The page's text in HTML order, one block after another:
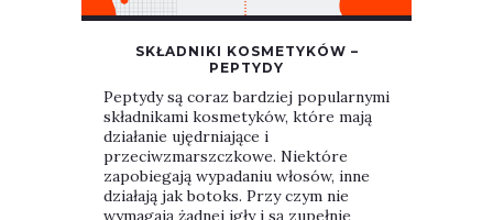
SKŁADNIKI KOSMETYKÓW –
PEPTYDY
Peptydy są coraz bardziej popularnymi
składnikami kosmetyków, które mają
działanie ujędrniające i
przeciwzmarszczkowe. Niektóre
zapobiegają wypadaniu włosów, inne
działają jak botoks. Przy czym nie
wymagają żadnej igły i są zupełnie